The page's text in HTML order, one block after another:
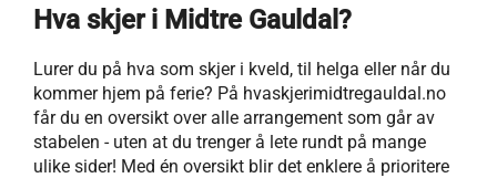
Hva skjer i Midtre Gauldal?
Lurer du på hva som skjer i kveld, til helga eller når du
kommer hjem på ferie? På hvaskjerimidtregauldal.no
får du en oversikt over alle arrangement som går av
stabelen - uten at du trenger å lete rundt på mange
ulike sider! Med én oversikt blir det enklere å prioritere